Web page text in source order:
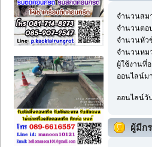
จำนวนสม
จำนวนตอ
จำนวนหัว
จำนวนหม
ผู้ใช้งานที่
ออนไลน์ม
ออนไลน์วั
ผู้มีก